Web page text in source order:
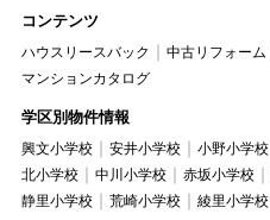
コンテンツ
ハウスリースバック 中古リフォーム
マンションカタログ
学区別物件情報
興文小学校 安井小学校 小野小学校
北小学校
中川小学校 赤坂小学校
静里小学校
荒崎小学校 綾里小学校